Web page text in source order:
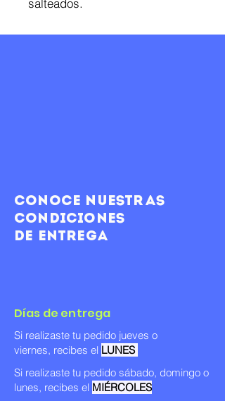
Conoce nuestras
condiciones
de entrega
Si realizaste tu pedido jueves o
viernes, recibes el LUNES
Días de entrega
Si realizaste tu pedido sábado, domingo o
lunes, recibes el MIÉRCOLES